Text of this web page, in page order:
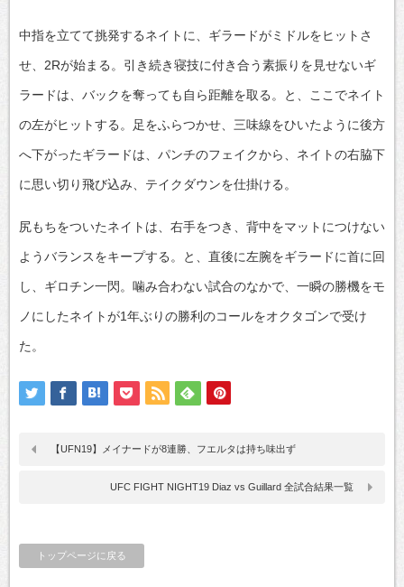
中指を立てて挑発するネイトに、ギラードがミドルをヒットさ
せ、2Rが始まる。引き続き寝技に付き合う素振りを見せないギ
ラードは、バックを奪っても自ら距離を取る。と、ここでネイト
の左がヒットする。足をふらつかせ、三味線をひいたように後方
へ下がったギラードは、パンチのフェイクから、ネイトの右脇下
に思い切り飛び込み、テイクダウンを仕掛ける。
尻もちをついたネイトは、右手をつき、背中をマットにつけない
ようバランスをキープする。と、直後に左腕をギラードに首に回
し、ギロチン一閃。噛み合わない試合のなかで、一瞬の勝機をモ
ノにしたネイトが1年ぶりの勝利のコールをオクタゴンで受け
た。
【UFN19】メイナードが8連勝、フエルタは持ち味出ず
UFC FIGHT NIGHT19 Diaz vs Guillard 全試合結果一覧
トップページに戻る